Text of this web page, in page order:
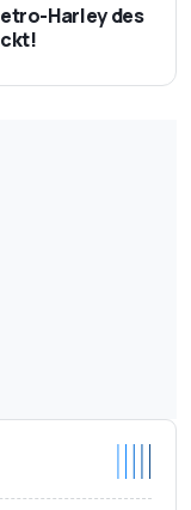
Harley des